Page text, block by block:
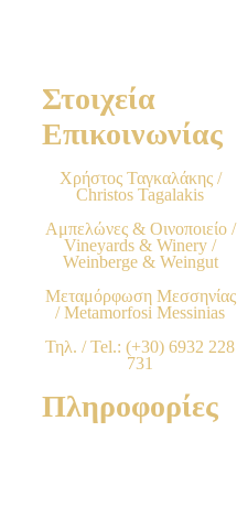
Στοιχεία
Επικοινωνίας
Χρήστος Ταγκαλάκης /
Christos Tagalakis
Αμπελώνες & Οινοποιείο /
Vineyards & Winery /
Weinberge & Weingut
Μεταμόρφωση Μεσσηνίας
/ Metamorfosi Messinias
Τηλ. / Tel.: (+30) 6932 228
731
Πληροφορίες